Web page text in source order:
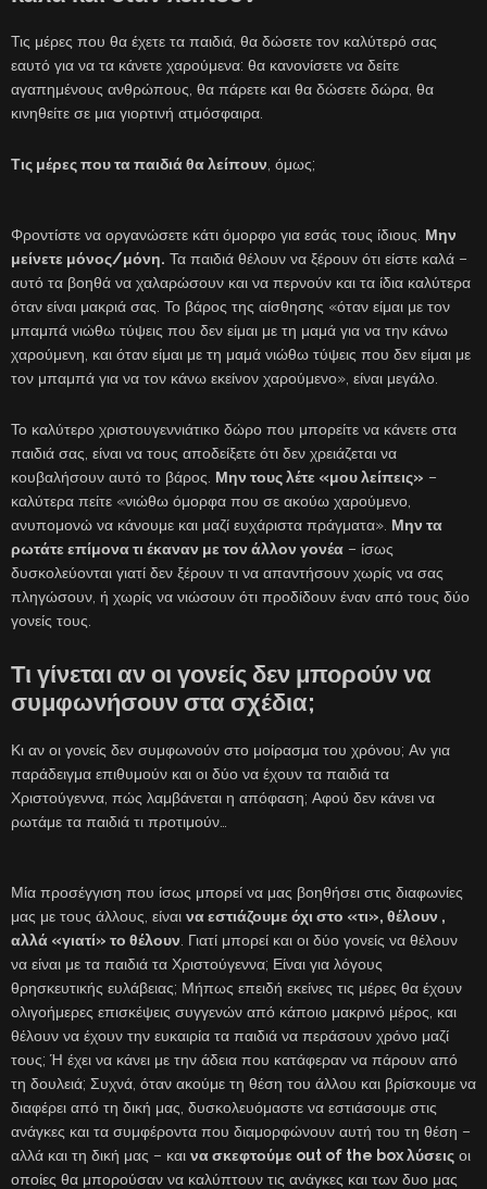
Τις μέρες που θα έχετε τα παιδιά, θα δώσετε τον καλύτερό σας
εαυτό για να τα κάνετε χαρούμενα: θα κανονίσετε να δείτε
αγαπημένους ανθρώπους, θα πάρετε και θα δώσετε δώρα, θα
κινηθείτε σε μια γιορτινή ατμόσφαιρα.
Τις μέρες που τα παιδιά θα λείπουν , όμως;
Φροντίστε να οργανώσετε κάτι όμορφο για εσάς τους ίδιους. Μην
μείνετε μόνος/μόνη. Τα παιδιά θέλουν να ξέρουν ότι είστε καλά –
αυτό τα βοηθά να χαλαρώσουν και να περνούν και τα ίδια καλύτερα
όταν είναι μακριά σας. Το βάρος της αίσθησης «όταν είμαι με τον
μπαμπά νιώθω τύψεις που δεν είμαι με τη μαμά για να την κάνω
χαρούμενη, και όταν είμαι με τη μαμά νιώθω τύψεις που δεν είμαι με
τον μπαμπά για να τον κάνω εκείνον χαρούμενο», είναι μεγάλο.
Το καλύτερο χριστουγεννιάτικο δώρο που μπορείτε να κάνετε στα
παιδιά σας, είναι να τους αποδείξετε ότι δεν χρειάζεται να
κουβαλήσουν αυτό το βάρος. Μην τους λέτε «μου λείπεις» –
καλύτερα πείτε «νιώθω όμορφα που σε ακούω χαρούμενο,
ανυπομονώ να κάνουμε και μαζί ευχάριστα πράγματα». Μην τα
ρωτάτε επίμονα τι έκαναν με τον άλλον γονέα – ίσως
δυσκολεύονται γιατί δεν ξέρουν τι να απαντήσουν χωρίς να σας
πληγώσουν, ή χωρίς να νιώσουν ότι προδίδουν έναν από τους δύο
γονείς τους.
Τι γίνεται αν οι γονείς δεν μπορούν να
συμφωνήσουν στα σχέδια;
Κι αν οι γονείς δεν συμφωνούν στο μοίρασμα του χρόνου; Αν για
παράδειγμα επιθυμούν και οι δύο να έχουν τα παιδιά τα
Χριστούγεννα, πώς λαμβάνεται η απόφαση; Αφού δεν κάνει να
ρωτάμε τα παιδιά τι προτιμούν…
Μία προσέγγιση που ίσως μπορεί να μας βοηθήσει στις διαφωνίες
μας με τους άλλους, είναι να εστιάζουμε όχι στο «τι», θέλουν ,
αλλά «γιατί» το θέλουν . Γιατί μπορεί και οι δύο γονείς να θέλουν
να είναι με τα παιδιά τα Χριστούγεννα; Είναι για λόγους
θρησκευτικής ευλάβειας; Μήπως επειδή εκείνες τις μέρες θα έχουν
ολιγοήμερες επισκέψεις συγγενών από κάποιο μακρινό μέρος, και
θέλουν να έχουν την ευκαιρία τα παιδιά να περάσουν χρόνο μαζί
τους; Ή έχει να κάνει με την άδεια που κατάφεραν να πάρουν από
τη δουλειά; Συχνά, όταν ακούμε τη θέση του άλλου και βρίσκουμε να
διαφέρει από τη δική μας, δυσκολευόμαστε να εστιάσουμε στις
ανάγκες και τα συμφέροντα που διαμορφώνουν αυτή του τη θέση –
αλλά και τη δική μας – και να σκεφτούμε out of the box λύσεις οι
οποίες θα μπορούσαν να καλύπτουν τις ανάγκες και των δυο μας